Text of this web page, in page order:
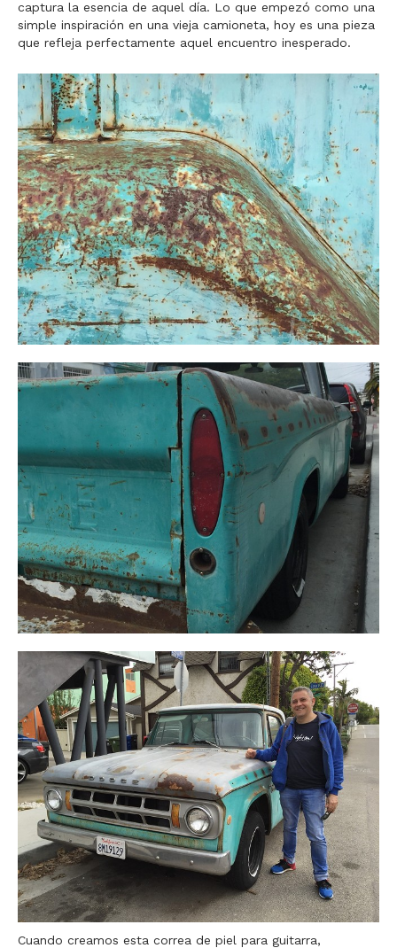
captura la esencia de aquel día. Lo que empezó como una
simple inspiración en una vieja camioneta, hoy es una pieza
que refleja perfectamente aquel encuentro inesperado.
Cuando creamos esta correa de piel para guitarra,